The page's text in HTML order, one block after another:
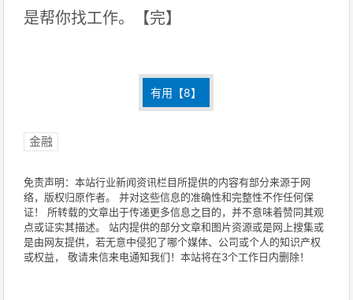
是帮你找工作。【完】
有用【8】
金融
免责声明：本站行业新闻资讯栏目所提供的内容有部分来源于网
络，版权归原作者。 并对这些信息的准确性和完整性不作任何保
证！ 所转载的文章出于传递更多信息之目的，并不意味着赞同其观
点或证实其描述。 站内提供的部分文章和图片资源或是网上搜集或
是由网友提供，若无意中侵犯了哪个媒体、公司或个人的知识产权
或权益， 敬请来信来电通知我们！本站将在3个工作日内删除！